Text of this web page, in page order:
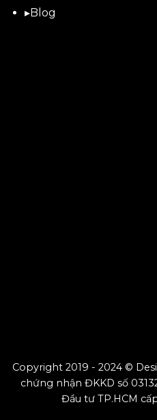
▸Blog
Copyright 2019 - 2024 ©
chứng nhận ĐKKD số
Đầu tư TP.HCM